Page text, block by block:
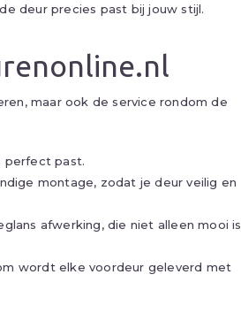
deur precies past bij jouw stijl.
maar ook de service rondom de
perfect past.
montage, zodat je deur veilig en
afwerking, die niet alleen mooi is
wordt elke voordeur geleverd met